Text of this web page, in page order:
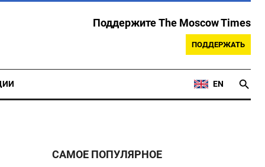
Поддержите The Moscow Times
ПОДДЕРЖАТЬ
EN
САМОЕ ПОПУЛЯРНОЕ